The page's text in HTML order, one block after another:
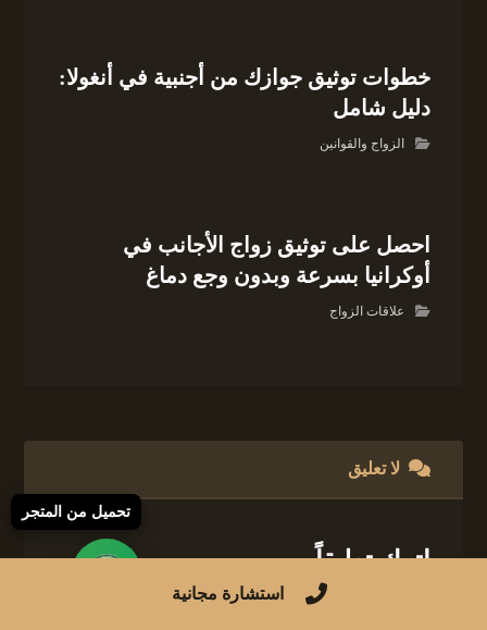
خطوات توثيق جوازك من أجنبية في أنغولا:
دليل شامل
الزواج والقوانين
احصل على توثيق زواج الأجانب في
أوكرانيا بسرعة وبدون وجع دماغ
علاقات الزواج
لا تعليق
اترك تعليقاً
لن يتم نشر عنوان بريدك الإلكتروني.
استشارة مجانية
تحميل من المتجر